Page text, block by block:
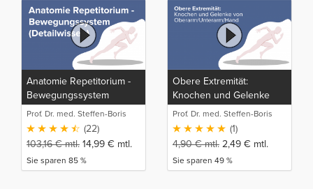
Anatomie Repetitorium -
Bewegungssystem
(Detailwissen)
Prof. Dr. med. Steffen-Boris
Wirth (1)
(22)
103,16€mtl. 14,99 € mtl.
Sie sparen 85 %
Obere Extremität:
Knochen und Gelenke
von
Oberarm/Unterarm/Hand
Prof. Dr. med. Steffen-Boris
Wirth (1)
(1)
4,90€mtl. 2,49 € mtl.
Sie sparen 49 %